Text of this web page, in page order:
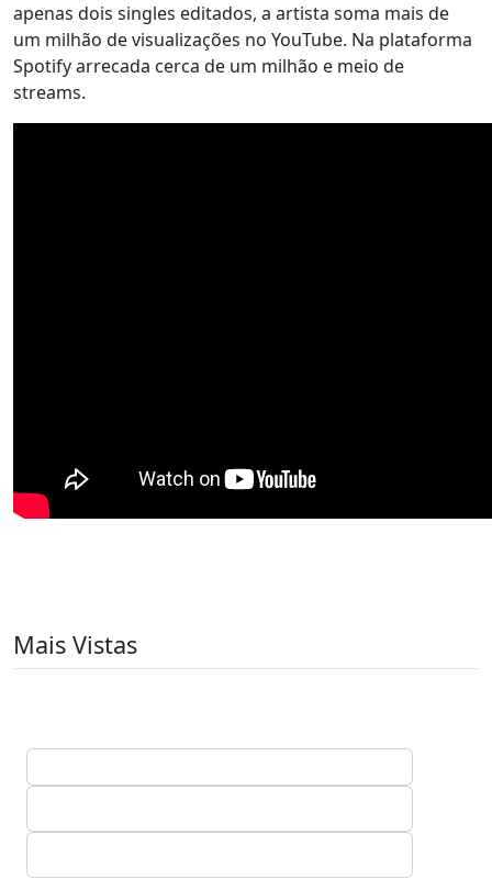
apenas dois singles editados, a artista soma mais de
um milhão de visualizações no YouTube. Na plataforma
Spotify arrecada cerca de um milhão e meio de
streams.
Mais Vistas